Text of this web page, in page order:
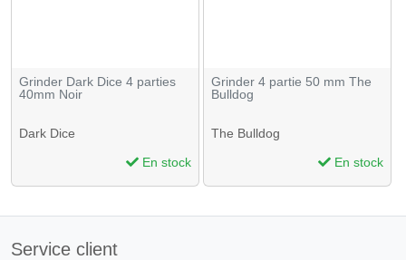
Grinder Dark Dice 4 parties
40mm Noir
Dark Dice
En stock
Grinder 4 partie 50 mm The
Bulldog
The Bulldog
En stock
Service client